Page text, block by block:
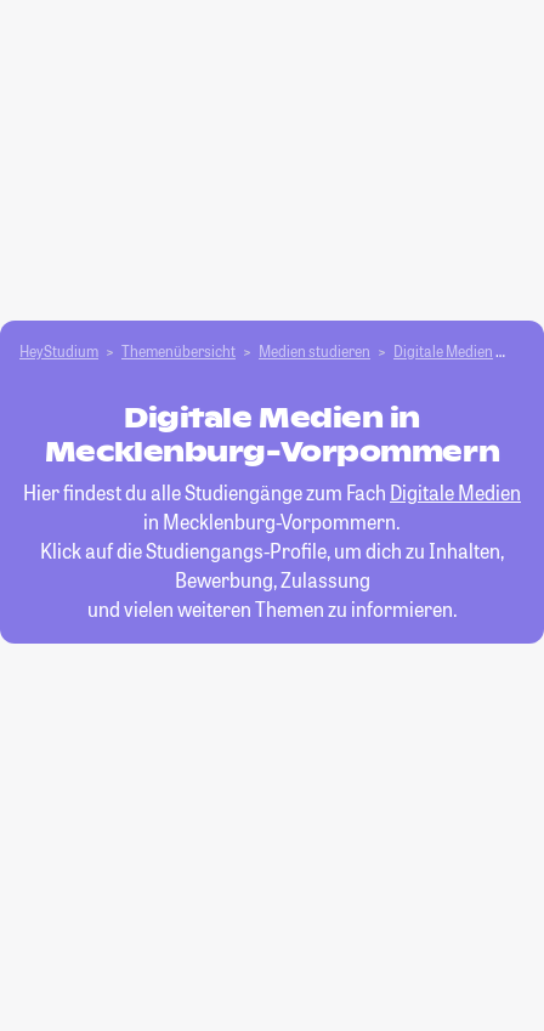
HeyStudium Themenübersicht Medien studieren Digitale Medien
Digitale Medien in
Mecklenburg-Vorpommern
Hier findest du alle Studiengänge zum Fach Digitale Medien
in Mecklenburg-Vorpommern.
Klick auf die Studiengangs-Profile, um dich zu Inhalten,
Bewerbung, Zulassung
und vielen weiteren Themen zu informieren.